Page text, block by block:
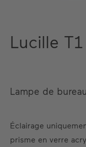
Lucille
Lampe de
Éclairage
prisme en verre